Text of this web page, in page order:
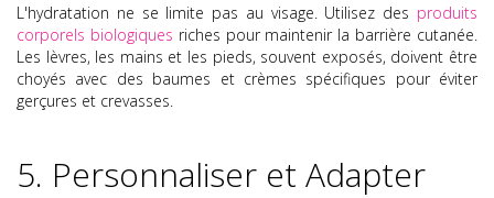
L'hydratation ne se limite pas au visage. Utilisez des produits
corporels biologiques riches pour maintenir la barrière cutanée.
Les lèvres, les mains et les pieds, souvent exposés, doivent être
choyés avec des baumes et crèmes spécifiques pour éviter
gerçures et crevasses.
5. Personnaliser et Adapter